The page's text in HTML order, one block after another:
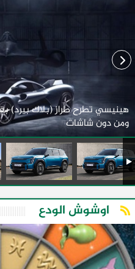
ومن دون شاشات
اوشوش الودع